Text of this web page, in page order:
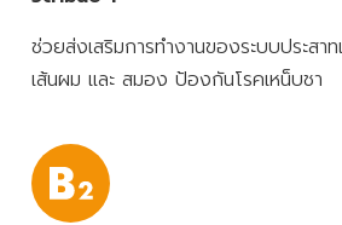
ช่วยส่งเสริมการทำงานของระบบประสา
เส้นผม และ สมอง ป้องกันโรคเหน็บชา